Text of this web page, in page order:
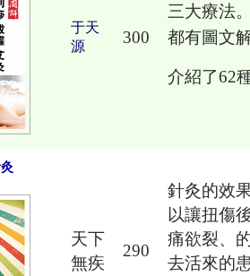
于天
源
300
三大療法
都有圖文
介紹了62
天下
無疾
290
針灸的效
以讓扭傷
痛欲裂、
去活來的